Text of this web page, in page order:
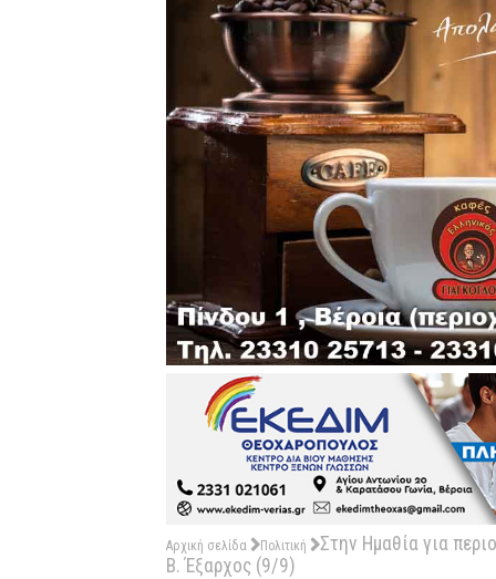
Αρχική σελίδα Πολιτική
Στην Ημαθία για
Β. Έξαρχος (9/9)